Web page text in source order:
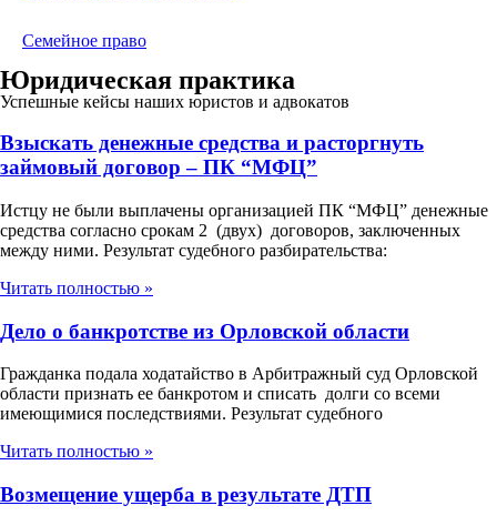
Семейное право
Юридическая практика
Успешные кейсы наших юристов и адвокатов
Взыскать денежные средства и расторгнуть
займовый договор – ПК “МФЦ”
Истцу не были выплачены организацией ПК “МФЦ” денежные
средства согласно срокам 2 (двух) договоров, заключенных
между ними. Результат судебного разбирательства:
Читать полностью »
Дело о банкротстве из Орловской области
Гражданка подала ходатайство в Арбитражный суд Орловской
области признать ее банкротом и списать долги со всеми
имеющимися последствиями. Результат судебного
Читать полностью »
Возмещение ущерба в результате ДТП